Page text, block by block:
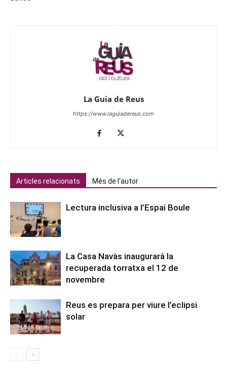
La Guia de Reus
https://www.laguiadereus.com
Articles relacionats Més de l'autor
Lectura inclusiva a l’Espai Boule
La Casa Navàs inaugurarà la
recuperada torratxa el 12 de
novembre
Reus es prepara per viure l’eclipsi
solar